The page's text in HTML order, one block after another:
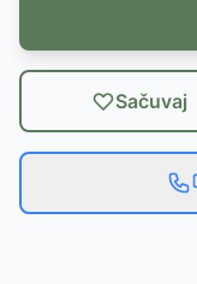
Sačuvaj